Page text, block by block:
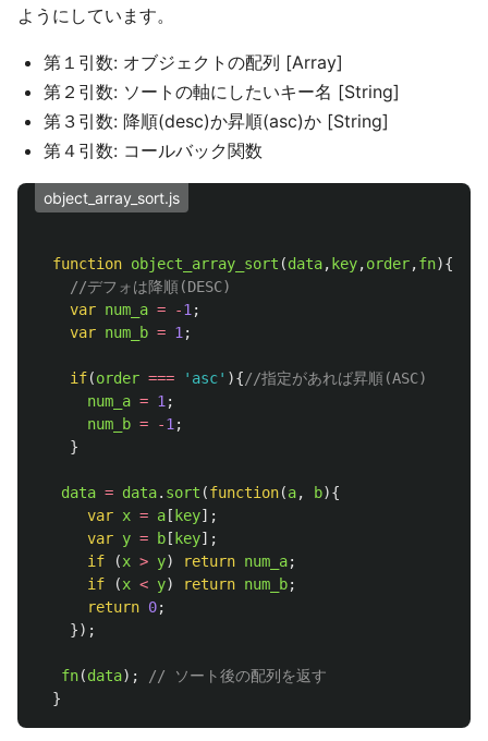
ようにしています。
第１引数: オブジェクトの配列 [Array]
第２引数: ソートの軸にしたいキー名 [String]
第３引数: 降順(desc)か昇順(asc)か [String]
第４引数: コールバック関数
object_array_sort.js
function object_array_sort (data, key,order,fn){
//デフォは降順(DESC)
var num_a = -1 ;
var num_b = 1 ;
if(order === ' asc' ){//指定があれば昇順(ASC)
num_a = 1 ;
num_b = -1 ;
}
data = data. sort (function(a, b){
var x = a [ key];
var y = b [ key];
if
(x > y) return num_a;
if
(x < y) return num_b;
return 0;
});
fn(data);
// ソート後の配列を返す
}